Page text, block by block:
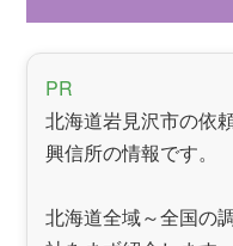
PR
北海道岩見沢市の依
興信所の情報です。
北海道全域～全国の